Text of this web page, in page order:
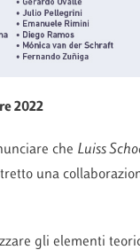
2022
che Luiss
una
gli elementi